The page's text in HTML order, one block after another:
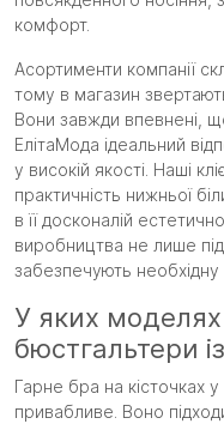
комфорт.
Асортименти компанії
тому в магазин
Вони завжди впевнені,
ЕлітаМода ідеальний
у високій якості. Наші
практичність нижньої
в її досконалій
виробництва не лише
забезпечують
У яких
бюстгальтери
Гарне бра на кісточках
привабливе. Воно